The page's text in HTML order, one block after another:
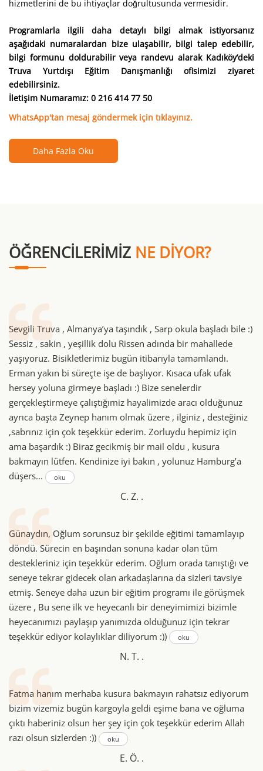
hizmetlerini de bu ihtiyaçlar doğrultusunda vermesidir.
Programlarla ilgili daha detaylı bilgi almak istiyorsanız
aşağıdaki numaralardan bize ulaşabilir, bilgi talep edebilir,
bilgi formunu doldurabilir veya randevu alarak Kadıköy’deki
Truva Yurtdışı Eğitim Danışmanlığı ofisimizi ziyaret
edebilirsiniz.
İletişim Numaramız: 0 216 414 77 50
WhatsApp'tan mesaj göndermek için tıklayınız.
Daha Fazla Oku
ÖĞRENCILERIMIZ NE DIYOR?
Sevgili Truva , Almanya’ya taşındık , Sarp okula başladı bile :)
Sessiz , sakin , yeşillik dolu Rissen adında bir mahallede
yaşıyoruz. Bisikletlerimiz bugün itibarıyla tamamlandı.
Erman yakın bi süreçte işe de başlıyor. Kısaca ufak ufak
hersey yoluna girmeye başladı :) Bize senelerdir
gerçekleştirmeye çalıştığımiz hayalimizde aracı olduğunuz
ayrıca başta Zeynep hanım olmak üzere , ilginiz , desteğiniz
,sabrınız için çok teşekkür ederim. Zorluydu hepimiz için
ama başardık :) Biraz gecikmiş bir mail oldu , kusura
bakmayın lütfen. Kendinize iyi bakın , yolunuz Hamburg’a
düşers...
oku
C. Z. .
Günaydın, Oğlum sorunsuz bir şekilde eğitimi tamamlayıp
döndü. Sürecin en başından sonuna kadar olan tüm
destekleriniz için teşekkür ederim. Oğlum orada tanıştığı ve
seneye tekrar gidecek olan arkadaşlarına da sizleri tavsiye
etmiş. Seneye daha uzun bir eğitim programı ile görüşmek
üzere , Bu sene ilk ve heyecanlı bir deneyimimizi bizimle
heyecanımızı paylaşıp yanımızda olduğunuz için tekrar
teşekkür ediyor kolaylıklar diliyorum :))
oku
N. T. .
Fatma hanım merhaba kusura bakmayın rahatsız ediyorum
bizim vizemiz bugün kargoyla geldi eşime bana ve oğluma
çıktı haberiniz olsun her şey için çok teşekkür ederim Allah
razı olsun sizlerden :))
oku
E. Ö. .